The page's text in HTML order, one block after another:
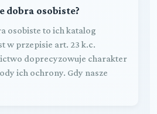
dobra osobiste?
osobiste to ich katalog
w przepisie art. 23 k.c.
doprecyzowuje charakter
ich ochrony. Gdy nasze